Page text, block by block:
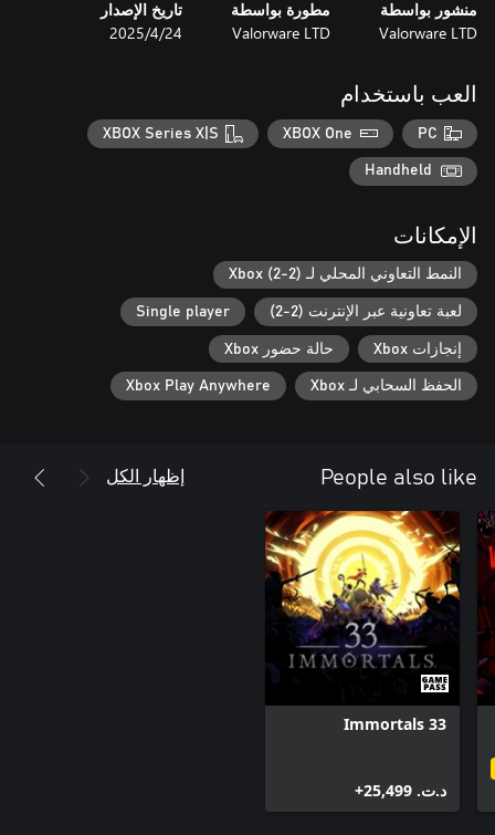
منشور بواسطة
Valorware LTD
مطورة بواسطة
Valorware LTD
تاريخ الإصدار
24‏/4‏/2025
العب باستخدام
PC
XBOX One
XBOX Series X|S
Handheld
الإمكانات
النمط التعاوني المحلي لـ Xbox (2-2)
لعبة تعاونية عبر الإنترنت (2-2) Single player
إنجازات Xbox حالة حضور Xbox
الحفظ السحابي لـ Xbox Xbox Play Anywhere
People also like إظهار الكل
33 Immortals
د.ت.‏ 25,499+